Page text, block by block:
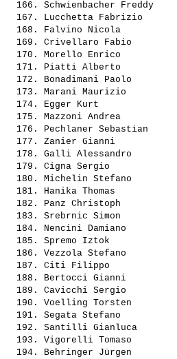
  166.
Schwienbacher Freddy
  167.
Lucchetta Fabrizio
  168.
Falvino Nicola
  169.
Crivellaro Fabio
  170.
Morello Enrico
  171.
Piatti Alberto
  172.
Bonadimani Paolo
  173.
Marani Maurizio
  174.
Egger Kurt
  175.
Mazzoni Andrea
  176.
Pechlaner Sebastian
  177.
Zanier Gianni
  178.
Galli Alessandro
  179.
Cigna Sergio
  180.
Michelin Stefano
  181.
Hanika Thomas
  182.
Panz Christoph
  183.
Srebrnic Simon
  184.
Nencini Damiano
  185.
Spremo Iztok
  186.
Vezzola Stefano
  187.
Citi Filippo
  188.
Bertocci Gianni
  189.
Cavicchi Sergio
  190.
Voelling Torsten
  191.
Segata Stefano
  192.
Santilli Gianluca
  193.
Vigorelli Tomaso
  194.
Behringer Jürgen